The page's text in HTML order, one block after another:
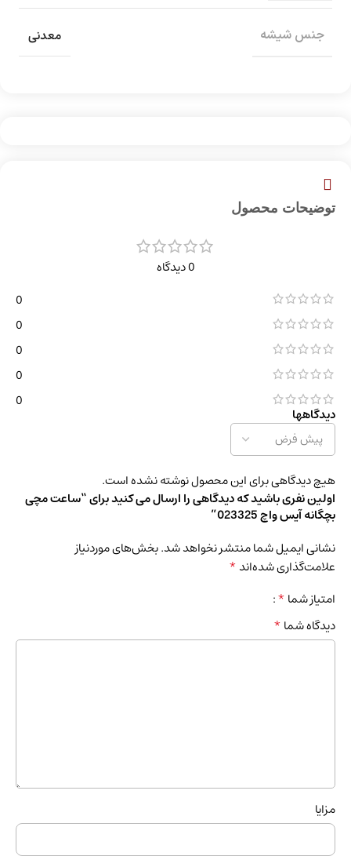
جنس شیشه معدنی
توضیحات محصول
0 دیدگاه
0
0
0
0
0
دیدگاهها
هیچ دیدگاهی برای این محصول نوشته نشده است.
اولین نفری باشید که دیدگاهی را ارسال می کنید برای “ساعت مچی
بچگانه آیس واچ 023325”
نشانی ایمیل شما منتشر نخواهد شد.بخش‌های موردنیاز
علامت‌گذاری شده‌اند*
امتیاز شما*
دیدگاه شما*
مزایا